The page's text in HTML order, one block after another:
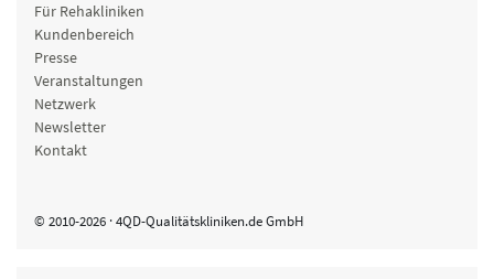
Für Rehakliniken
Kundenbereich
Presse
Veranstaltungen
Netzwerk
Newsletter
Kontakt
© 2010-2026 · 4QD-Qualitätskliniken.de GmbH